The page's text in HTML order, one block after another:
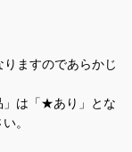
ますのであらかじ
」は「★あり」とな
。